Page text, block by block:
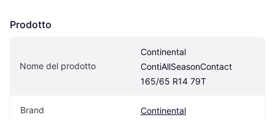
Prodotto
Nome del prodotto
Continental
ContiAllSeasonContact
165/65 R14 79T
Brand Continental